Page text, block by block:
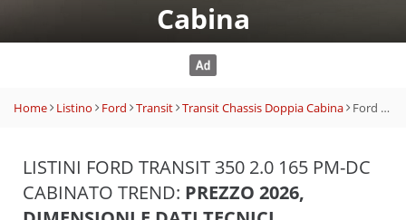
Cabina
Home Listino Ford Transit Transit Chassis Doppia Cabina Ford Transit 350 2.0 165 PM-DC Cabinato Trend
LISTINI FORD TRANSIT 350 2.0 165 PM-DC
CABINATO TREND: PREZZO 2026,